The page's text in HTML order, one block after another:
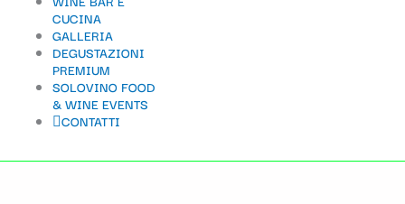
CUCINA
GALLERIA
DEGUSTAZIONI
PREMIUM
SOLOVINO FOOD
& WINE EVENTS
CONTATTI